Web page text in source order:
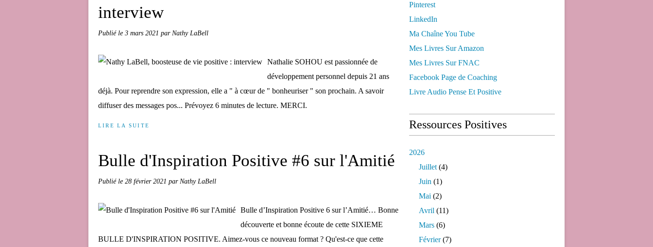
interview
Publié le 3 mars 2021 par Nathy LaBell
Nathalie SOHOU est passionnée de
développement personnel depuis 21 ans
déjà. Pour reprendre son expression, elle a " à cœur de " bonheuriser " son prochain. A savoir
diffuser des messages pos... Prévoyez 6 minutes de lecture. MERCI.
LIRE LA SUITE
Bulle d'Inspiration Positive #6 sur l'Amitié
Publié le 28 février 2021 par Nathy LaBell
Bulle d’Inspiration Positive 6 sur l’Amitié… Bonne
découverte et bonne écoute de cette SIXIEME
BULLE D'INSPIRATION POSITIVE. Aimez-vous ce nouveau format ? Qu'est-ce que cette
Pinterest
LinkedIn
Ma Chaîne You Tube
Mes Livres Sur Amazon
Mes Livres Sur FNAC
Facebook Page de Coaching
Livre Audio Pense Et Positive
Ressources Positives
2026
Juillet (4)
Juin (1)
Mai (2)
Avril (11)
Mars (6)
Février(7)